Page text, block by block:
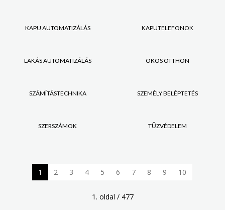
KAPU AUTOMATIZÁLÁS KAPUTELEFONOK
LAKÁS AUTOMATIZÁLÁS OKOS OTTHON
SZÁMÍTÁSTECHNIKA SZEMÉLY BELÉPTETÉS
SZERSZÁMOK TŰZVÉDELEM
1 2 3 4 5 6 7 8 9 10
1. oldal / 477